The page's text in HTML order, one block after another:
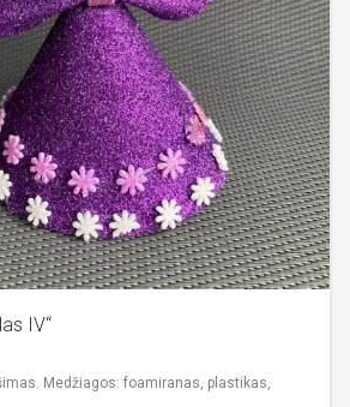
IV“
Medžiagos: foamiranas, plastikas,